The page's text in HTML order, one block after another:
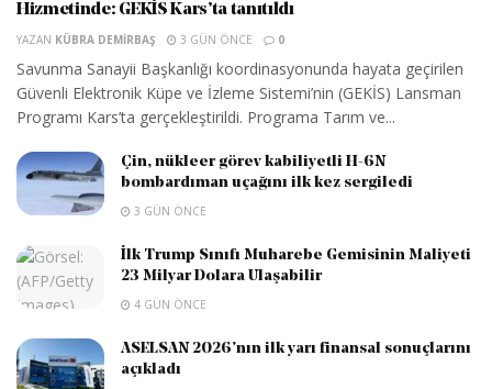
Hizmetinde: GEKİS Kars’ta tanıtıldı
YAZAN KÜBRA DEMIRBAŞ 3 GÜN ÖNCE 0
Savunma Sanayii Başkanlığı koordinasyonunda hayata geçirilen
Güvenli Elektronik Küpe ve İzleme Sistemi’nin (GEKİS) Lansman
Programı Kars’ta gerçekleştirildi. Programa Tarım ve...
Çin, nükleer görev kabiliyetli H-6N
bombardıman uçağını ilk kez sergiledi
3 GÜN ÖNCE
İlk Trump Sınıfı Muharebe Gemisinin Maliyeti
23 Milyar Dolara Ulaşabilir
4 GÜN ÖNCE
ASELSAN 2026’nın ilk yarı finansal sonuçlarını
açıkladı